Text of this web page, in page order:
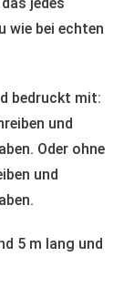
wie bei echten
bedruckt mit:
und
Oder ohne
und
5 m lang und